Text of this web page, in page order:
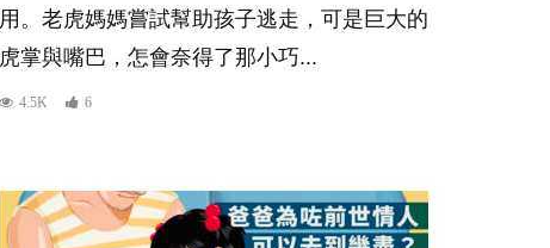
用。老虎媽媽嘗試幫助孩子逃走，可是巨大的
虎掌與嘴巴，怎會奈得了那小巧...
4.5K 6